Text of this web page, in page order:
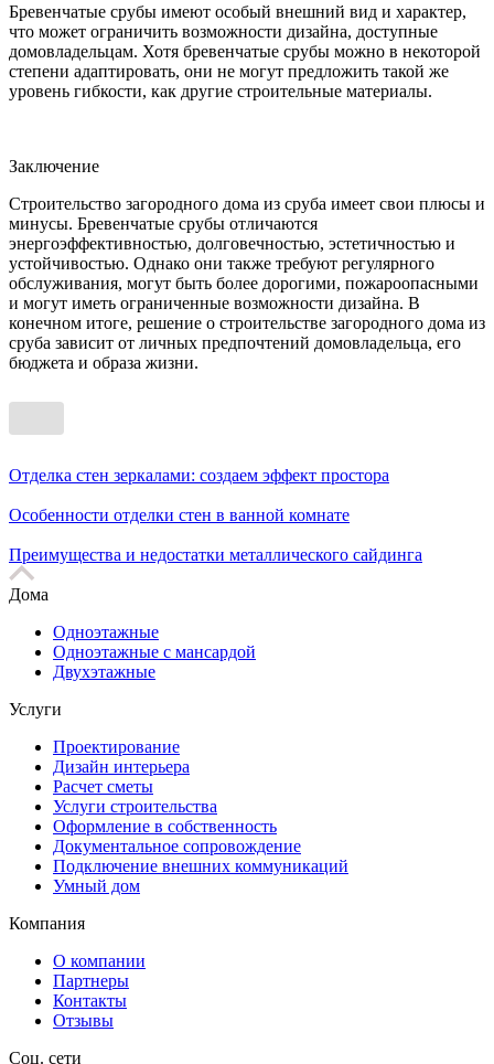
Бревенчатые срубы имеют особый внешний вид и характер,
что может ограничить возможности дизайна, доступные
домовладельцам. Хотя бревенчатые срубы можно в некоторой
степени адаптировать, они не могут предложить такой же
уровень гибкости, как другие строительные материалы.
Заключение
Строительство загородного дома из сруба имеет свои плюсы и
минусы. Бревенчатые срубы отличаются
энергоэффективностью, долговечностью, эстетичностью и
устойчивостью. Однако они также требуют регулярного
обслуживания, могут быть более дорогими, пожароопасными
и могут иметь ограниченные возможности дизайна. В
конечном итоге, решение о строительстве загородного дома из
сруба зависит от личных предпочтений домовладельца, его
бюджета и образа жизни.
Отделка стен зеркалами: создаем эффект простора
Особенности отделки стен в ванной комнате
Преимущества и недостатки металлического сайдинга
Дома
Одноэтажные
Одноэтажные с мансардой
Двухэтажные
Услуги
Проектирование
Дизайн интерьера
Расчет сметы
Услуги строительства
Оформление в собственность
Документальное сопровождение
Подключение внешних коммуникаций
Умный дом
Компания
О компании
Партнеры
Контакты
Отзывы
Соц. сети